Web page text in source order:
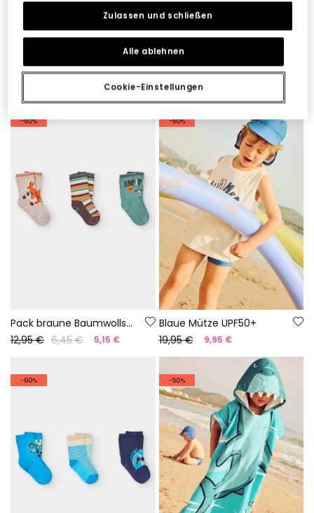
Pack grüne Baumwollsocken
Beige Mütze
19,95 €
-60%
Pack braune Baumwollsocken
12,95 € 6,45 € 5,15 €
-50%
Blaue Mütze UPF50+
19,95 €
9,95 €
-60% -50%
Cookie-Einstellungen
Alle ablehnen
Zulassen und schließen